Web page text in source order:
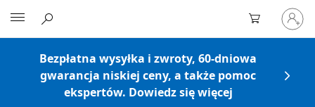
Zaloguj
się
do
Bezpłatna wysyłka i zwroty, 60-dniowa
gwarancja niskiej ceny, a także pomoc
ekspertów. Dowiedz się więcej